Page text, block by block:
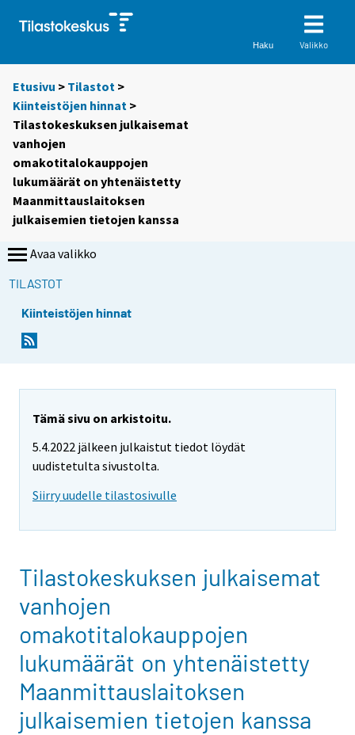
Haku Valikko
Etusivu > Tilastot >
Kiinteistöjen hinnat >
Tilastokeskuksen julkaisemat
vanhojen
omakotitalokauppojen
lukumäärät on yhtenäistetty
Maanmittauslaitoksen
julkaisemien tietojen kanssa
Avaa valikko
TILASTOT
Kiinteistöjen hinnat
Tämä sivu on arkistoitu.
5.4.2022 jälkeen julkaistut tiedot löydät
uudistetulta sivustolta.
Siirry uudelle tilastosivulle
Tilastokeskuksen julkaisemat
vanhojen
omakotitalokauppojen
lukumäärät on yhtenäistetty
Maanmittauslaitoksen
julkaisemien tietojen kanssa